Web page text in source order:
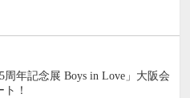
周年記念展 Boys in Love」大阪会
！